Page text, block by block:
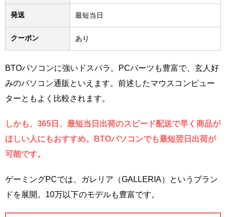
発送 最短当日
クーポン あり
BTOパソコンに強いドスパラ。PCパーツも豊富で、玄人好
みのパソコン通販といえます。前述したマウスコンピュー
ターともよく比較されます。
しかも、365日、最短当日出荷のスピード配送で早く商品が
ほしい人にもおすすめ。BTOパソコンでも最短翌日出荷が
可能です。
ゲーミングPCでは、ガレリア（GALLERIA）というブラン
ドを展開。10万以下のモデルも豊富です。